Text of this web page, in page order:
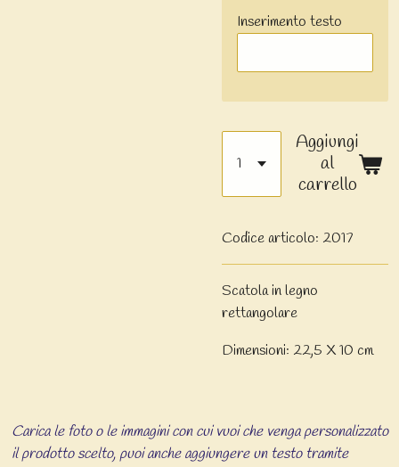
Inserimento testo
Aggiungi
al
carrello
Codice articolo: 2017
Scatola in legno
rettangolare
Dimensioni: 22,5 X 10 cm
Carica le foto o le immagini con cui vuoi che venga personalizzato
il prodotto scelto, puoi anche aggiungere un testo tramite